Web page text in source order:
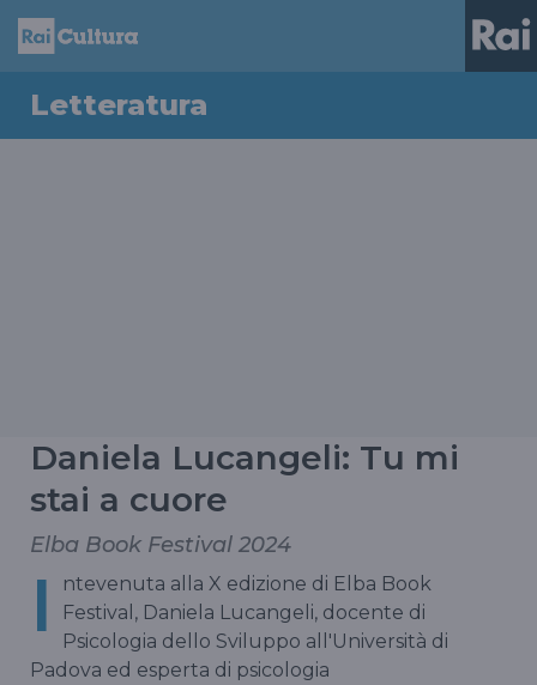
Letteratura
Daniela Lucangeli: Tu mi
stai a cuore
Elba Book Festival 2024
I
ntevenuta alla X edizione di Elba Book
Festival, Daniela Lucangeli, docente di
Psicologia dello Sviluppo all'Università di
Padova ed esperta di psicologia